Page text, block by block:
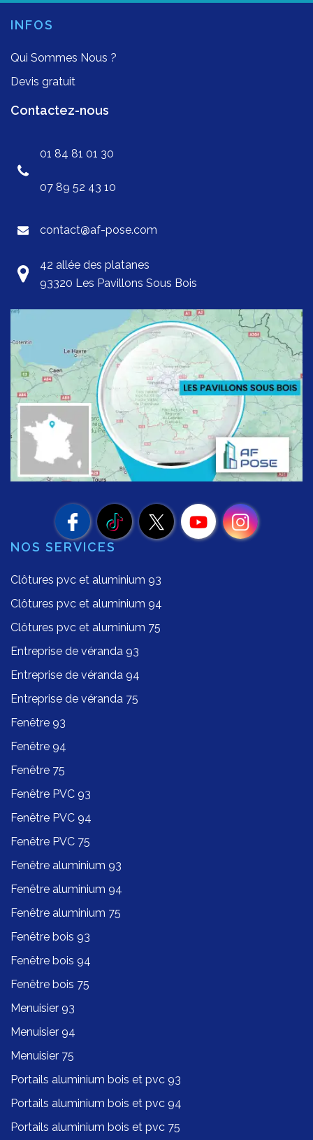
INFOS
Qui Sommes Nous ?
Devis gratuit
Contactez-nous
01 84 81 01 30
07 89 52 43 10
contact@af-pose.com
42 allée des platanes
93320 Les Pavillons Sous Bois
NOS SERVICES
Clôtures pvc et aluminium 93
Clôtures pvc et aluminium 94
Clôtures pvc et aluminium 75
Entreprise de véranda 93
Entreprise de véranda 94
Entreprise de véranda 75
Fenêtre 93
Fenêtre 94
Fenêtre 75
Fenêtre PVC 93
Fenêtre PVC 94
Fenêtre PVC 75
Fenêtre aluminium 93
Fenêtre aluminium 94
Fenêtre aluminium 75
Fenêtre bois 93
Fenêtre bois 94
Fenêtre bois 75
Menuisier 93
Menuisier 94
Menuisier 75
Portails aluminium bois et pvc 93
Portails aluminium bois et pvc 94
Portails aluminium bois et pvc 75